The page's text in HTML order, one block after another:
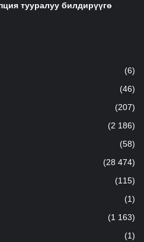
тууралуу билдирүүгө
(6)
(46)
(207)
(2 186)
(58)
(28 474)
(115)
(1)
(1 163)
(1)